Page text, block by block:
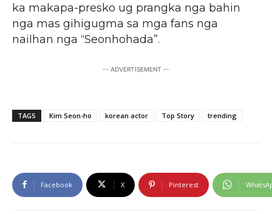
ka makapa-presko ug prangka nga bahin
nga mas gihigugma sa mga fans nga
nailhan nga “Seonhohada”.
-- ADVERTISEMENT --
TAGS Kim Seon-ho korean actor Top Story trending
Facebook X Pinterest